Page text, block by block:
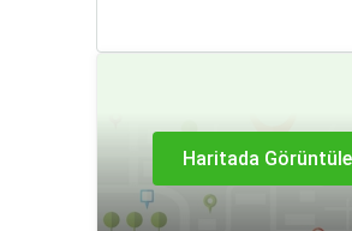
Haritada Görüntüle